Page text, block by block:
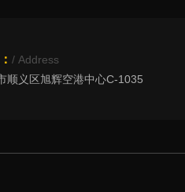
/ Address
顺义区旭辉空港中心C-1035